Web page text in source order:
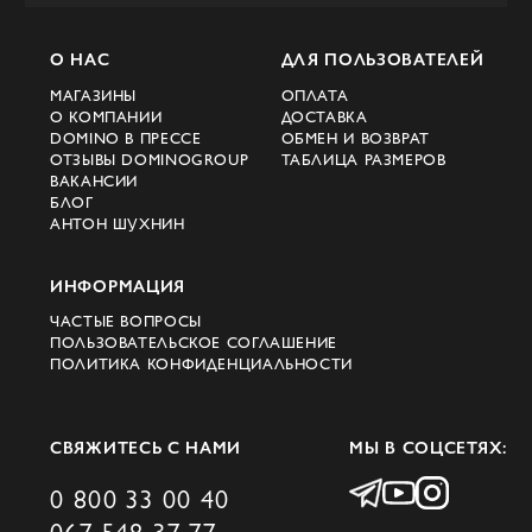
Современное пальто для мужчин давно
перестало быть исключительно
классическим изделием. Сегодня это
многогранный элемент гардероба,
представленный в различных стилях,
фасонах и материалах. На сайте Domino
Вы найдете:
Тренч мужской
Универсальная демисезонная модель с
городском образе. Отличный выбор для
мужчин, ценящих функциональность и
стиль.
О НАС
МАГАЗИНЫ
О КОМПАНИИ
DOMINO В ПРЕССЕ
ОТЗЫВЫ DOMINOGROUP
ВАКАНСИИ
БЛОГ
АНТОН ШУХНИН
ДЛЯ ПОЛЬЗОВАТЕЛЕЙ
ОПЛАТА
ДОСТАВКА
ОБМЕН И ВОЗВРАТ
ТАБЛИЦА РАЗМЕРОВ
ИНФОРМАЦИЯ
ЧАСТЫЕ ВОПРОСЫ
ПОЛЬЗОВАТЕЛЬСКОЕ СОГЛАШЕНИЕ
ПОЛИТИКА КОНФИДЕНЦИАЛЬНОСТИ
СВЯЖИТЕСЬ С НАМИ
0 800 33 00 40
МЫ В СОЦСЕТЯХ: